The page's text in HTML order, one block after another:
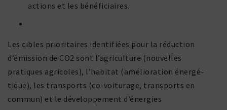
actions et les bénéficiaires.
Les cibles prio­ri­taires iden­ti­fiées pour la réduc­tion
d’émission de CO2 sont l’agriculture (nouvelles
pratiques agri­coles), l’habitat (amélio­ra­tion éner­gé­
tique), les trans­ports (co-voitu­rage, trans­ports en
commun) et le déve­lop­pe­ment d’énergies